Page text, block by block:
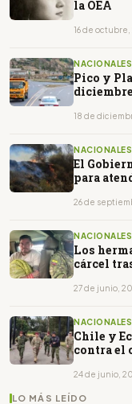
la OEA
16 de
NACIONALES
Pico y
18 de
NACIONALES
El
para
26 de
NACIONALES
Los
cárcel
27 de junio,
NACIONALES
Chile y
contra el
24 de junio,
LO MÁS LEÍDO